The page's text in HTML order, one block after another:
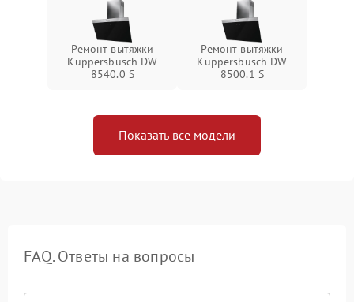
Ремонт вытяжки
Kuppersbusch DW
8540.0 S
Ремонт вытяжки
Kuppersbusch DW
8500.1 S
Показать все модели
FAQ. Ответы на вопросы